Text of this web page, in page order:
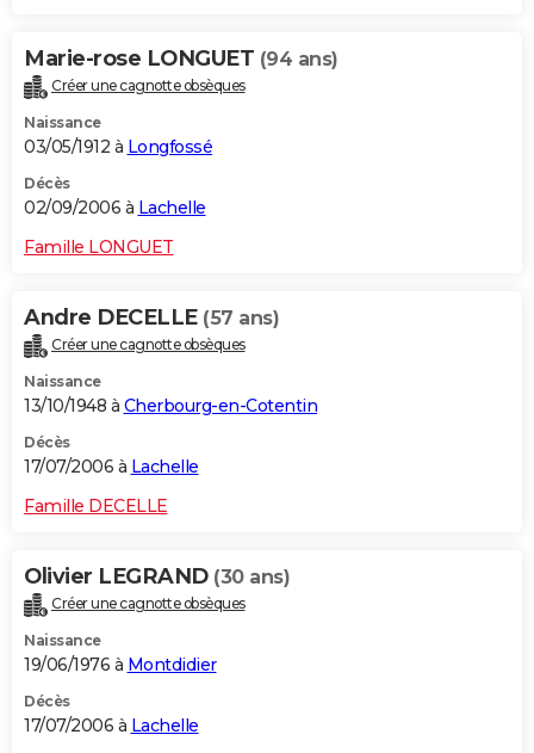
Marie-rose LONGUET (94 ans)
Créer une cagnotte obsèques
Naissance
03/05/1912 à Longfossé
Décès
02/09/2006 à Lachelle
Famille LONGUET
Andre DECELLE (57 ans)
Créer une cagnotte obsèques
Naissance
13/10/1948 à Cherbourg-en-Cotentin
Décès
17/07/2006 à Lachelle
Famille DECELLE
Olivier LEGRAND (30 ans)
Créer une cagnotte obsèques
Naissance
19/06/1976 à Montdidier
Décès
17/07/2006 à Lachelle